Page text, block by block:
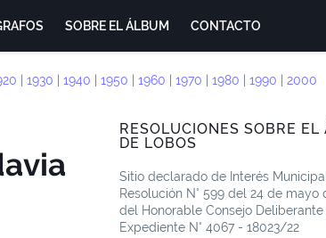
SOBRE EL ÁLBUM CONTACTO
1930 1940 1950 1960 1970 1980 1990 2000
RESOLUCIONES SOBRE EL
DE LOBOS
Sitio declarado de Interés
Resolución N° 599 del 24 de mayo
del Honorable Consejo Deliberante
Expediente N° 4067 - 18023/22